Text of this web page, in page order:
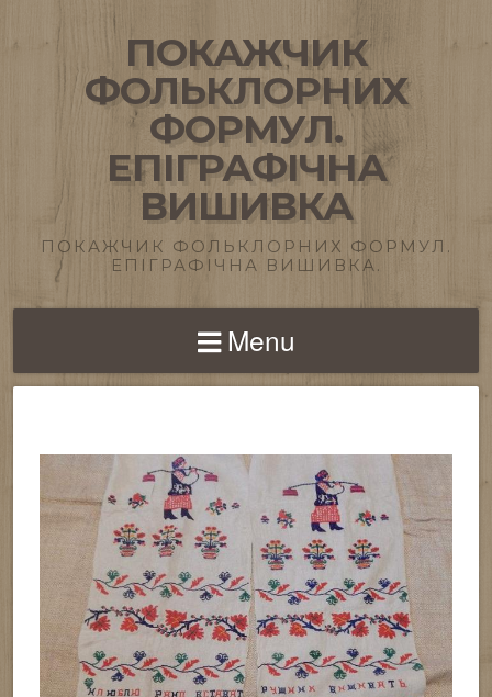
ПОКАЖЧИК
ФОЛЬКЛОРНИХ
ФОРМУЛ.
ЕПІГРАФІЧНА
ВИШИВКА
ПОКАЖЧИК ФОЛЬКЛОРНИХ ФОРМУЛ.
ЕПІГРАФІЧНА ВИШИВКА.
Menu